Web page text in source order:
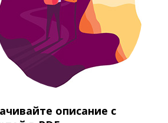
описание с